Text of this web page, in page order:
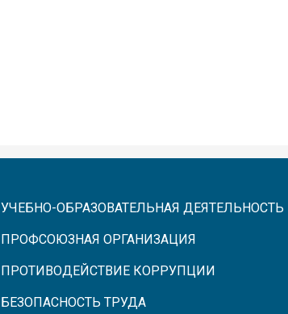
УЧЕБНО-ОБРАЗОВАТЕЛЬНАЯ ДЕЯТЕЛЬНОСТЬ
ПРОФСОЮЗНАЯ ОРГАНИЗАЦИЯ
ПРОТИВОДЕЙСТВИЕ КОРРУПЦИИ
БЕЗОПАСНОСТЬ ТРУДА